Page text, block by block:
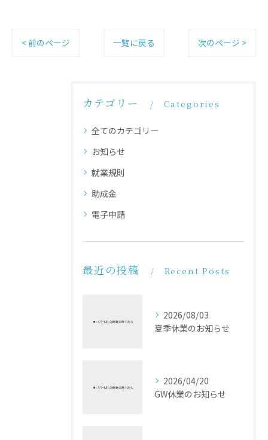
< 前のページ 一覧に戻る 次のページ >
カテゴリー Categories
全てのカテゴリー
お知らせ
就業規則
助成金
電子申請
最近の投稿 Recent Posts
2026/08/03
夏季休業のお知らせ
2026/04/20
GW休業のお知らせ